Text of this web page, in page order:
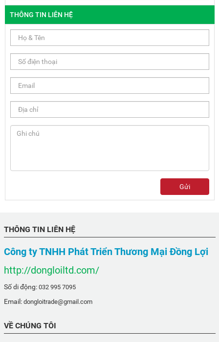
THÔNG TIN LIÊN HỆ
Gửi
THÔNG TIN LIÊN HỆ
Công ty TNHH Phát Triển Thương Mại Đồng Lợi
http://dongloiltd.com/
Số di động: 032 995 7095
Email: dongloitrade@gmail.com
VỀ CHÚNG TÔI